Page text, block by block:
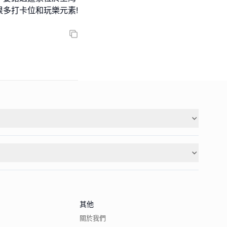
打卡位和玩樂元素!
其他
關於我們